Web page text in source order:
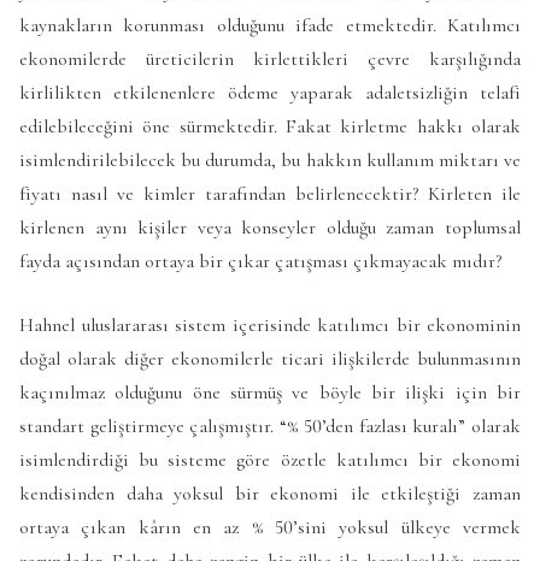
kaynakların korunması olduğunu ifade etmektedir. Katılımcı
ekonomilerde üreticilerin kirlettikleri çevre karşılığında
kirlilikten etkilenenlere ödeme yaparak adaletsizliğin telafi
edilebileceğini öne sürmektedir. Fakat kirletme hakkı olarak
isimlendirilebilecek bu durumda, bu hakkın kullanım miktarı ve
fiyatı nasıl ve kimler tarafından belirlenecektir? Kirleten ile
kirlenen aynı kişiler veya konseyler olduğu zaman toplumsal
fayda açısından ortaya bir çıkar çatışması çıkmayacak mıdır?
Hahnel uluslararası sistem içerisinde katılımcı bir ekonominin
doğal olarak diğer ekonomilerle ticari ilişkilerde bulunmasının
kaçınılmaz olduğunu öne sürmüş ve böyle bir ilişki için bir
standart geliştirmeye çalışmıştır. “% 50’den fazlası kuralı” olarak
isimlendirdiği bu sisteme göre özetle katılımcı bir ekonomi
kendisinden daha yoksul bir ekonomi ile etkileştiği zaman
ortaya çıkan kârın en az % 50’sini yoksul ülkeye vermek